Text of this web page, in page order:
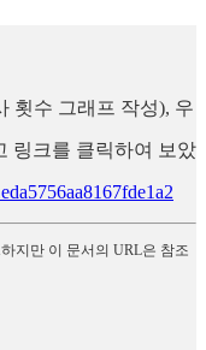
횟수 그래프 작성), 우
링크를 클릭하여 보았
지만 이 문서의 URL은 참조